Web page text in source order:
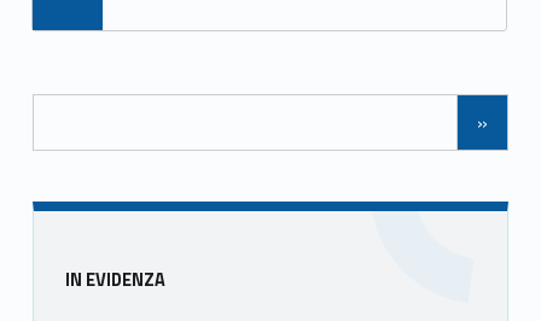
Navigazione tra gli articoli »
Sidebar
IN EVIDENZA